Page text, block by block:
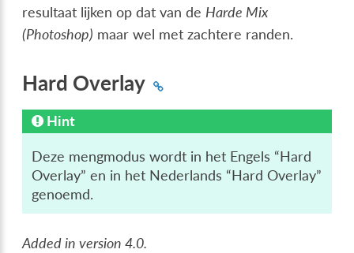
resultaat lijken op dat van de Harde Mix
(Photoshop) maar wel met zachtere randen.
Hard Overlay
Hint
Deze mengmodus wordt in het Engels “Hard
Overlay” en in het Nederlands “Hard Overlay”
genoemd.
Added in version 4.0.